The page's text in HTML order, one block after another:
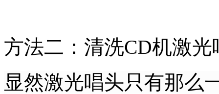
方法二：清洗CD机激光
显然激光唱头只有那么